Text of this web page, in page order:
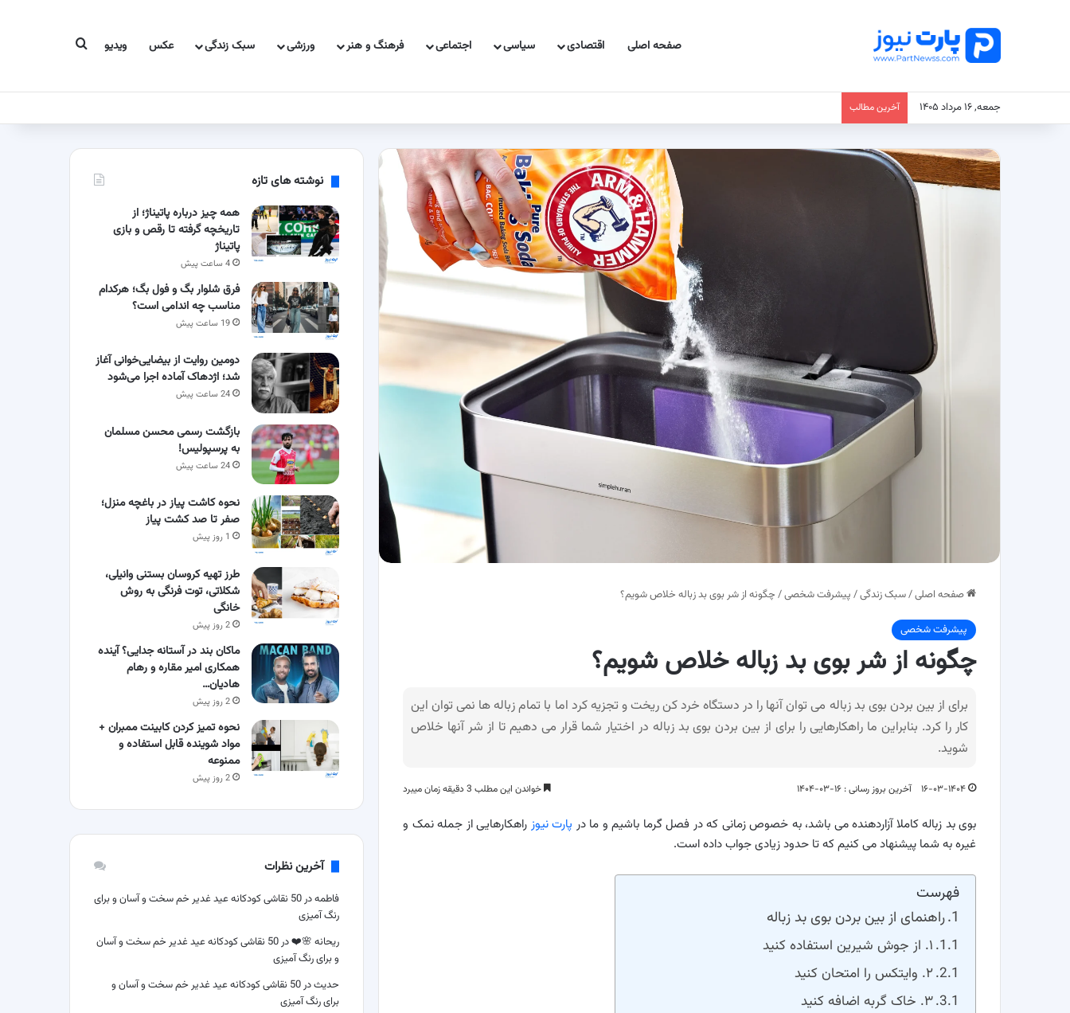
صفحه اصلی اقتصادی سیاسی اجتماعی فرهنگ و هنر ورزشی سبک زندگی عکس ویدیو جستجو برای
جمعه, ۱۶ مرداد ۱۴۰۵ آخرین مطالب
صفحه اصلی/سبک زندگی/ پیشرفت شخصی/ چگونه از شر بوی بد زباله خلاص شویم؟
پیشرفت شخصی
چگونه از شر بوی بد زباله خلاص شویم؟
برای از بین بردن بوی بد زباله می توان آنها را در دستگاه خرد کن ریخت و تجزیه کرد اما با تمام زباله ها نمی توان این
کار را کرد. بنابراین ما راهکارهایی را برای از بین بردن بوی بد زباله در اختیار شما قرار می دهیم تا از شر آنها خلاص
شوید.
۱۶-۰۳-۱۴۰۴ آخرین بروز رسانی : ۱۶-۰۳-۱۴۰۴ خواندن این مطلب 3 دقیقه زمان میبرد
بوی بد زباله کاملا آزاردهنده می باشد، به خصوص زمانی که در فصل گرما باشیم و ما در پارت نیوز راهکارهایی از جمله نمک و
غیره به شما پیشنهاد می کنیم که تا حدود زیادی جواب داده است.
فهرست
راهنمای از بین بردن بوی بد زباله
۱. از جوش شیرین استفاده کنید
۲. وایتکس را امتحان کنید
۳. خاک گربه اضافه کنید
نوشته های تازه
همه چیز درباره پاتیناژ؛ از
تاریخچه گرفته تا رقص و بازی
پاتیناژ
4 ساعت پیش
فرق شلوار بگ و فول بگ؛ هرکدام
مناسب چه اندامی است؟
19 ساعت پیش
دومین روایت از بیضایی‌خوانی آغاز
شد؛ اژدهاک آماده اجرا می‌شود
24 ساعت پیش
بازگشت رسمی محسن مسلمان
به پرسپولیس!
24 ساعت پیش
نحوه کاشت پیاز در باغچه منزل؛
صفر تا صد کشت پیاز
1 روز پیش
طرز تهیه کروسان بستنی وانیلی،
شکلاتی، توت فرنگی به روش
خانگی
2 روز پیش
ماکان بند در آستانه جدایی؟ آینده
همکاری امیر مقاره و رهام
هادیان…
2 روز پیش
نحوه تمیز کردن کابینت ممبران +
مواد شوینده قابل استفاده و
ممنوعه
2 روز پیش
آخرین نظرات
فاطمهدر
50 نقاشی کودکانه عید غدیر خم سخت و آسان و برای
رنگ آمیزی
ریحانه 🌸❤️در
50 نقاشی کودکانه عید غدیر خم سخت و آسان
و برای رنگ آمیزی
حدیثدر
50 نقاشی کودکانه عید غدیر خم سخت و آسان و
برای رنگ آمیزی